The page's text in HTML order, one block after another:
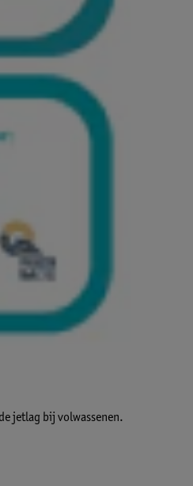
jetlag bij volwassenen.